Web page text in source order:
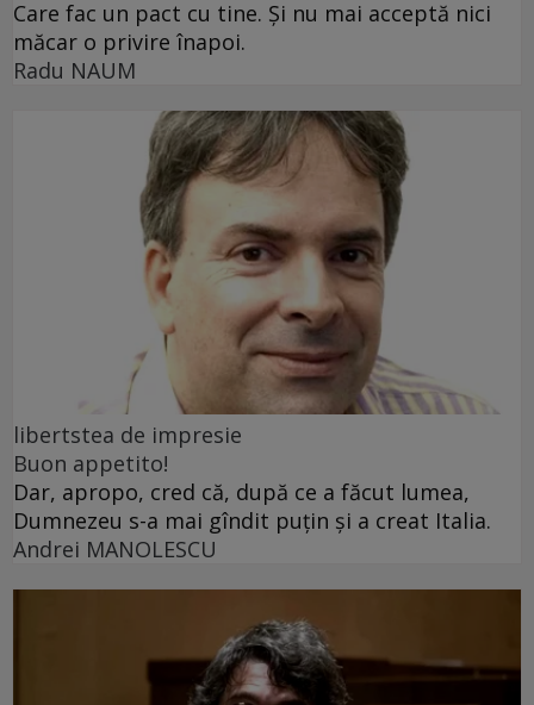
Care fac un pact cu tine. Și nu mai acceptă nici
măcar o privire înapoi.
Radu NAUM
libertstea de impresie
Buon appetito!
Dar, apropo, cred că, după ce a făcut lumea,
Dumnezeu s-a mai gîndit puțin și a creat Italia.
Andrei MANOLESCU